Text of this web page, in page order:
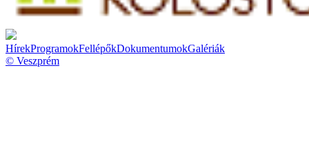
HírekProgramokFellépőkDokumentumokGalériák
© Veszprém